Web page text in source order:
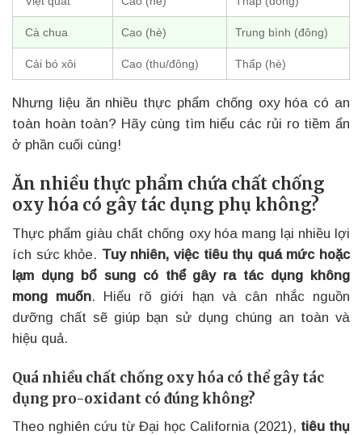
Cà chua Cao (hè) Trung bình (đông)
Cải bó xôi Cao (thu/đông) Thấp (hè)
Nhưng liệu ăn nhiều thực phẩm chống oxy hóa có an
toàn hoàn toàn? Hãy cùng tìm hiểu các rủi ro tiềm ẩn
ở phần cuối cùng!
Ăn nhiều thực phẩm chứa chất chống
oxy hóa có gây tác dụng phụ không?
Thực phẩm giàu chất chống oxy hóa mang lại nhiều lợi
ích sức khỏe. Tuy nhiên, việc tiêu thụ quá mức hoặc
lạm dụng bổ sung có thể gây ra tác dụng không
mong muốn. Hiểu rõ giới hạn và cân nhắc nguồn
dưỡng chất sẽ giúp bạn sử dụng chúng an toàn và
hiệu quả.
Quá nhiều chất chống oxy hóa có thể gây tác
dụng pro-oxidant có đúng không?
Theo nghiên cứu từ Đại học California (2021), tiêu thụ